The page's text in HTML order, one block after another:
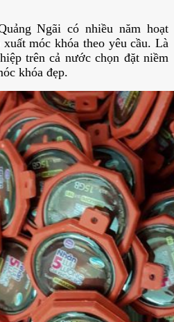
Ngãi có nhiều năm hoạt
móc khóa theo yêu cầu. Là
trên cả nước chọn đặt niềm
khóa đẹp.